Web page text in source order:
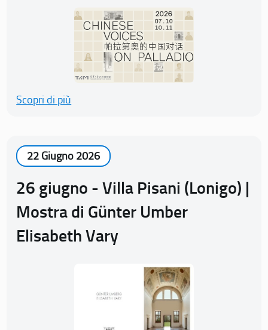
Scopri di più
22 Giugno 2026
26 giugno - Villa Pisani (Lonigo) |
Mostra di Günter Umber
Elisabeth Vary